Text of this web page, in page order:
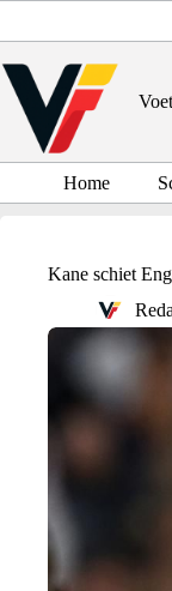
inhoud
Home
Kane schiet